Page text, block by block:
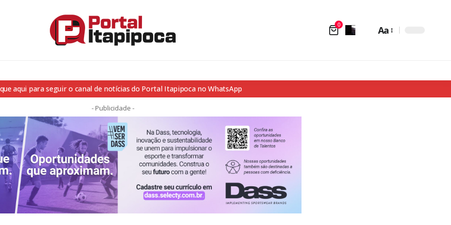
0 Aa
aqui para seguir o canal de notícias do Portal Itapipoca no WhatsApp
- Publicidade -